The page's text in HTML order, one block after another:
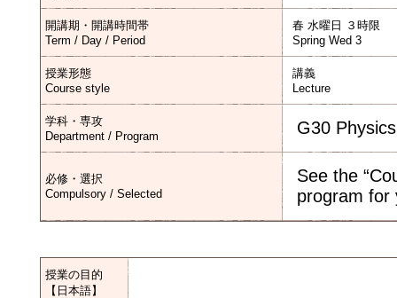
開講期・開講時間帯
Term / Day / Period
春 水曜日 ３時限
Spring Wed 3
授業形態
Course style
講義
Lecture
学科・専攻
Department / Program
G30 Physics
必修・選択
Compulsory / Selected
See the
program for
授業の目的
【日本語】